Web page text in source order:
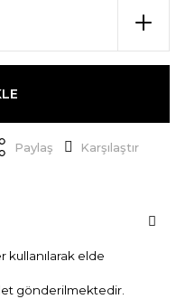
Paylaş Karşılaştır
kullanılarak elde
gönderilmektedir.